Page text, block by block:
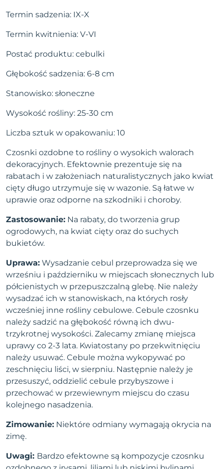
Termin sadzenia: IX-X
Termin kwitnienia: V-VI
Postać produktu: cebulki
Głębokość sadzenia: 6-8 cm
Stanowisko: słoneczne
Wysokość rośliny: 25-30 cm
Liczba sztuk w opakowaniu: 10
Czosnki ozdobne to rośliny o wysokich walorach
dekoracyjnych. Efektownie prezentuje się na
rabatach i w założeniach naturalistycznych jako kwiat
cięty długo utrzymuje się w wazonie. Są łatwe w
uprawie oraz odporne na szkodniki i choroby.
Zastosowanie: Na rabaty, do tworzenia grup
ogrodowych, na kwiat cięty oraz do suchych
bukietów.
Uprawa: Wysadzanie cebul przeprowadza się we
wrześniu i październiku w miejscach słonecznych lub
półcienistych w przepuszczalną glebę. Nie należy
wysadzać ich w stanowiskach, na których rosły
wcześniej inne rośliny cebulowe. Cebule czosnku
należy sadzić na głębokość równą ich dwu-
trzykrotnej wysokości. Zalecamy zmianę miejsca
uprawy co 2-3 lata. Kwiatostany po przekwitnięciu
należy usuwać. Cebule można wykopywać po
zeschnięciu liści, w sierpniu. Następnie należy je
przesuszyć, oddzielić cebule przybyszowe i
przechować w przewiewnym miejscu do czasu
kolejnego nasadzenia.
Zimowanie: Niektóre odmiany wymagają okrycia na
zimę.
Uwagi: Bardzo efektowne są kompozycje czosnku